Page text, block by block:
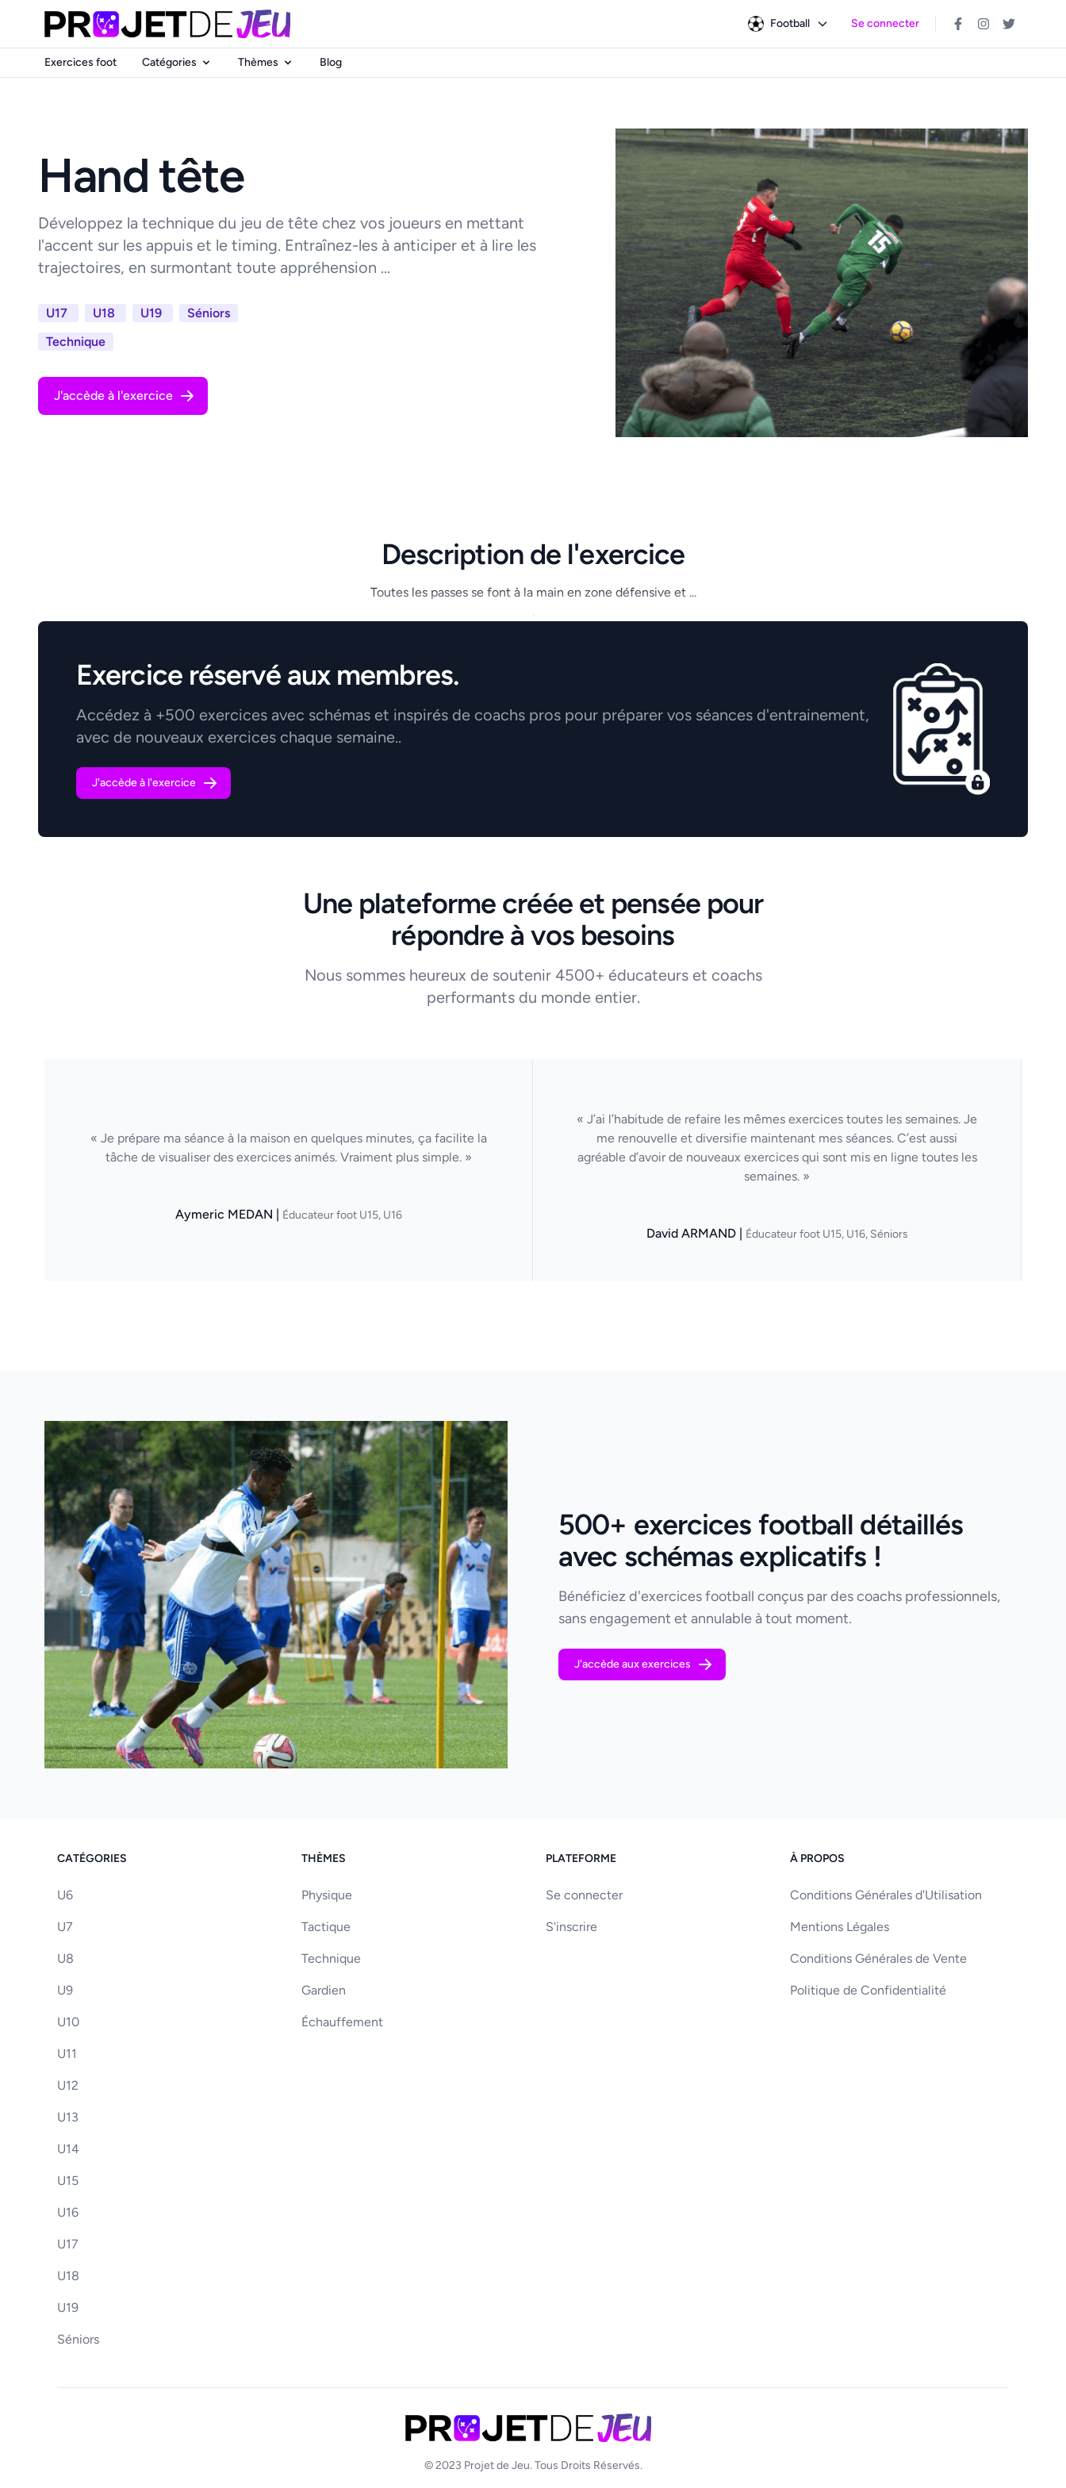
Football Se connecter
Exercices foot Catégories Thèmes Blog
Hand tête
Développez la technique du jeu de tête chez vos joueurs en mettant
l'accent sur les appuis et le timing. Entraînez-les à anticiper et à lire les
trajectoires, en surmontant toute appréhension ...
U17 U18 U19
Séniors
Technique
J'accède à l'exercice
Description de l'exercice
Toutes les passes se font à la main en zone défensive et ...
.
Exercice réservé aux membres.
Accédez à +500 exercices avec schémas et inspirés de coachs pros pour préparer vos séances d'entrainement,
avec de nouveaux exercices chaque semaine..
J'accède à l'exercice
Une plateforme créée et pensée pour
répondre à vos besoins
Nous sommes heureux de soutenir 4500+ éducateurs et coachs
performants du monde entier.
« Je prépare ma séance à la maison en quelques minutes, ça facilite la
tâche de visualiser des exercices animés. Vraiment plus simple. »
Aymeric MEDAN | Éducateur foot U15, U16
« J’ai l’habitude de refaire les mêmes exercices toutes les semaines. Je
me renouvelle et diversifie maintenant mes séances. C’est aussi
agréable d’avoir de nouveaux exercices qui sont mis en ligne toutes les
semaines. »
David ARMAND | Éducateur foot U15, U16, Séniors
500+ exercices football détaillés
avec schémas explicatifs !
Bénéficiez d'exercices football conçus par des coachs professionnels,
sans engagement et annulable à tout moment.
J'accède aux exercices
CATÉGORIES
U6
U7
U8
U9
U10
U11
U12
U13
U14
U15
U16
U17
U18
U19
Séniors
THÈMES
Physique
Tactique
Technique
Gardien
Échauffement
PLATEFORME
Se connecter
S'inscrire
À PROPOS
Conditions Générales d'Utilisation
Mentions Légales
Conditions Générales de Vente
Politique de Confidentialité
© 2023 Projet de Jeu. Tous Droits Réservés.